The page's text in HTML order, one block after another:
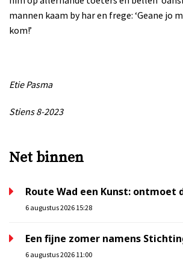
mannen kaam by har en frege: ‘Geane jo
kom!’
Etie Pasma
Stiens 8-2023
Net binnen
Route Wad een Kunst: ontmoet
6 augustus 2026 15:28
Een fijne zomer namens
6 augustus 2026 11:00